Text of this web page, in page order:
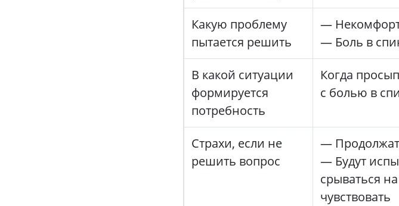
Какую проблему
пытается решить
—
— Боль в
В какой ситуации
формируется
потребность
Когда
с болью в
Страхи, если не
решить вопрос
— Продолжат
— Будут
срываться
чувствовать